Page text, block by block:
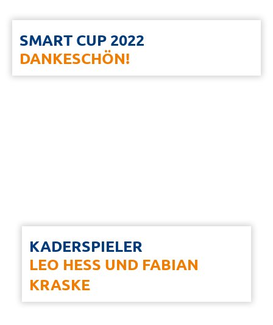
SMART CUP 2022
DANKESCHÖN!
KADERSPIELER
LEO HESS UND FABIAN
KRASKE